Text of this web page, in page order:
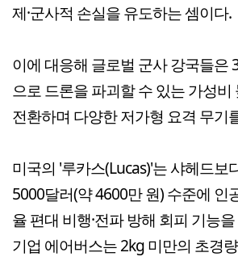
제·군사적 손실을 유도하는 셈이다.
이에 대응해 글로벌 군사 강국들은
으로 드론을 파괴할 수 있는 가성비
전환하며 다양한 저가형 요격 무기
미국의 '루카스(Lucas)'는 샤헤드보
5000달러(약 4600만 원) 수준에 인
율 편대 비행·전파 방해 회피 기능
기업 에어버스는 2kg 미만의 초경